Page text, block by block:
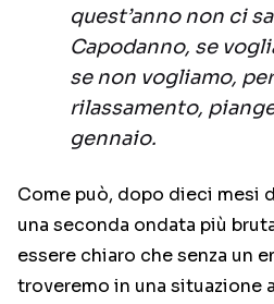
quest’anno non ci
Capodanno, se
se non vogliamo,
rilassamento,
gennaio.
Come può, dopo dieci mesi
una seconda ondata più
essere chiaro che senza un
troveremo in una situazione